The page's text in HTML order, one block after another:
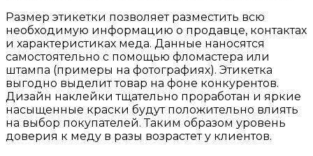
Размер этикетки позволяет разместить всю
необходимую информацию о продавце, контактах
и характеристиках меда. Данные наносятся
самостоятельно с помощью фломастера или
штампа (примеры на фотографиях). Этикетка
выгодно выделит товар на фоне конкурентов.
Дизайн наклейки тщательно проработан и яркие
насыщенные краски будут положительно влиять
на выбор покупателей. Таким образом уровень
доверия к меду в разы возрастет у клиентов.